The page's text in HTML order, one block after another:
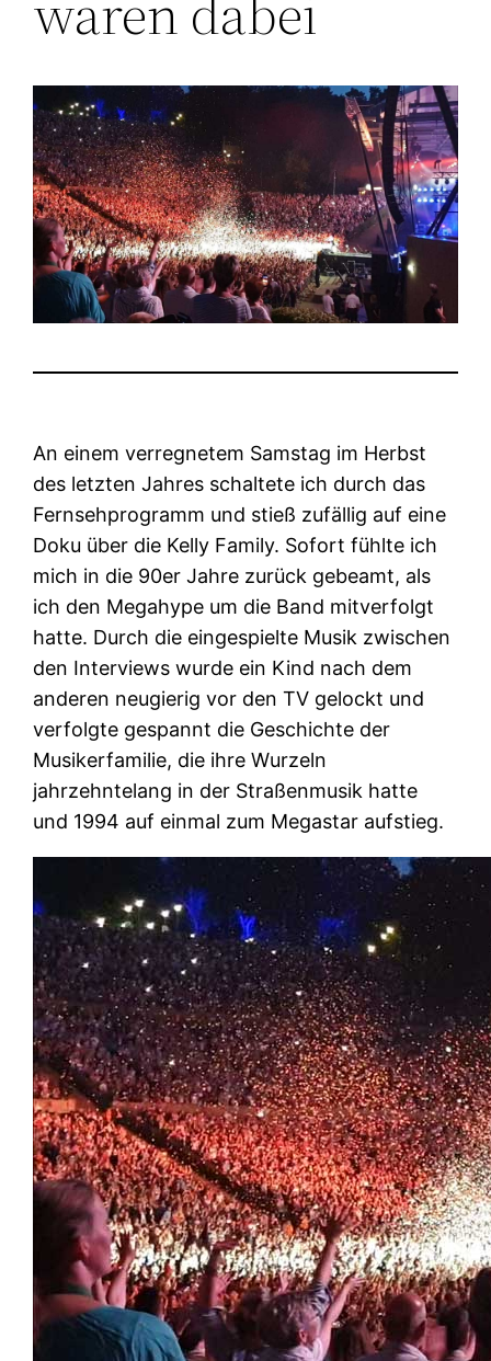
An einem verregnetem Samstag im Herbst
des letzten Jahres schaltete ich durch das
Fernsehprogramm und stieß zufällig auf eine
Doku über die Kelly Family. Sofort fühlte ich
mich in die 90er Jahre zurück gebeamt, als
ich den Megahype um die Band mitverfolgt
hatte. Durch die eingespielte Musik zwischen
den Interviews wurde ein Kind nach dem
anderen neugierig vor den TV gelockt und
verfolgte gespannt die Geschichte der
Musikerfamilie, die ihre Wurzeln
jahrzehntelang in der Straßenmusik hatte
und 1994 auf einmal zum Megastar aufstieg.